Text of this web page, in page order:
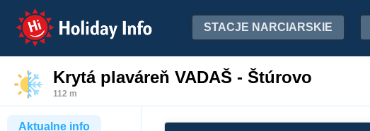
Holiday Info STACJE NARCIARSKIE
Krytá plaváreň VADAŠ - Štúrovo
112 m
Aktualne info